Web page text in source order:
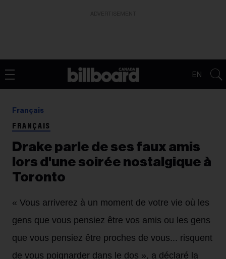
EN
Français
FRANÇAIS
Drake parle de ses faux amis
lors d'une soirée nostalgique à
Toronto
« Vous arriverez à un moment de votre vie où les
gens que vous pensiez être vos amis ou les gens
que vous pensiez être proches de vous... risquent
de vous poignarder dans le dos », a déclaré la